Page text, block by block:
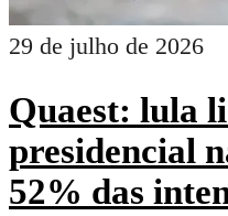
29 de julho de 2026
Quaest: lula
presidencial
52% das